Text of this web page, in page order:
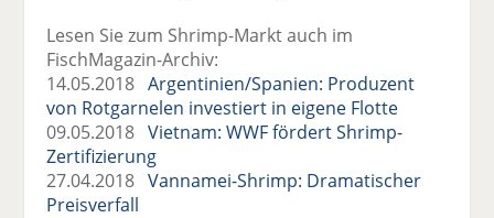
Lesen Sie zum Shrimp-Markt auch im
FischMagazin-Archiv:
14.05.2018Argentinien/Spanien: Produzent
von Rotgarnelen investiert in eigene Flotte
09.05.2018Vietnam: WWF fördert Shrimp-
Zertifizierung
27.04.2018Vannamei-Shrimp: Dramatischer
Preisverfall